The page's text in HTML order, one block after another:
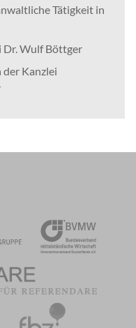
Tätigkeit in
Dr. Wulf Böttger
Kanzlei